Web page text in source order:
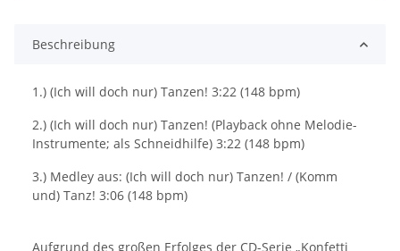
Beschreibung
1.) (Ich will doch nur) Tanzen! 3:22 (148 bpm)
2.) (Ich will doch nur) Tanzen! (Playback ohne Melodie-
Instrumente; als Schneidhilfe) 3:22 (148 bpm)
3.) Medley aus: (Ich will doch nur) Tanzen! / (Komm
und) Tanz! 3:06 (148 bpm)
Aufgrund des großen Erfolges der CD-Serie „Konfetti